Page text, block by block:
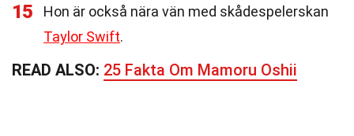
15
Hon är också nära vän med skådespelerskan
Taylor Swift.
READ ALSO: 25 Fakta Om Mamoru Oshii